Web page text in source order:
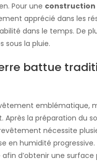
Pour une construction
apprécié dans les
dans le temps. De
sous la pluie.
battue
emblématique,
Après la préparation du
nécessite
en humidité
d’obtenir une